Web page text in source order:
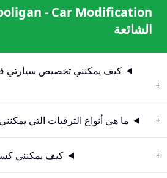
الشائعة
كيف يمكنني تخصيص سيارتي
ما هي أنواع الترقيات التي
كيف يمكنني